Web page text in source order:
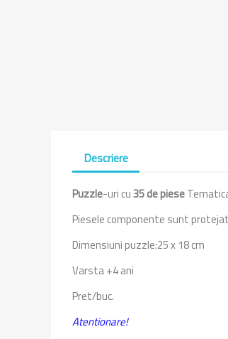
Descriere
Puzzle-uri cu35 de piese
Piesele componente sunt
Dimensiuni puzzle:25 x 18 cm
Varsta +4 ani
Pret/buc.
Atentionare!